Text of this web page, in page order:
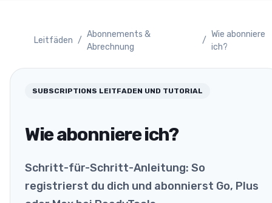
Leitfäden /
Abonnements &
Abrechnung
/
Wie abonniere
ich?
SUBSCRIPTIONS LEITFADEN UND TUTORIAL
Wie abonniere ich?
Schritt-für-Schritt-Anleitung: So
registrierst du dich und abonnierst Go, Plus